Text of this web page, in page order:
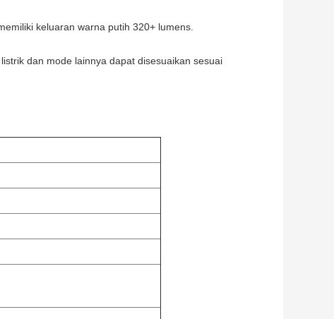
keluaran warna putih 320+ lumens.
dan mode lainnya dapat disesuaikan sesuai